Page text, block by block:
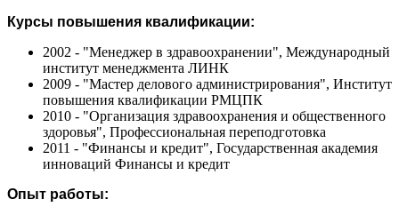
Курсы повышения квалификации:
2002 - "Менеджер в здравоохранении", Международный
институт менеджмента ЛИНК
2009 - "Мастер делового администрирования", Институт
повышения квалификации РМЦПК
2010 - "Организация здравоохранения и общественного
здоровья", Профессиональная переподготовка
2011 - "Финансы и кредит", Государственная академия
инноваций Финансы и кредит
Опыт работы: